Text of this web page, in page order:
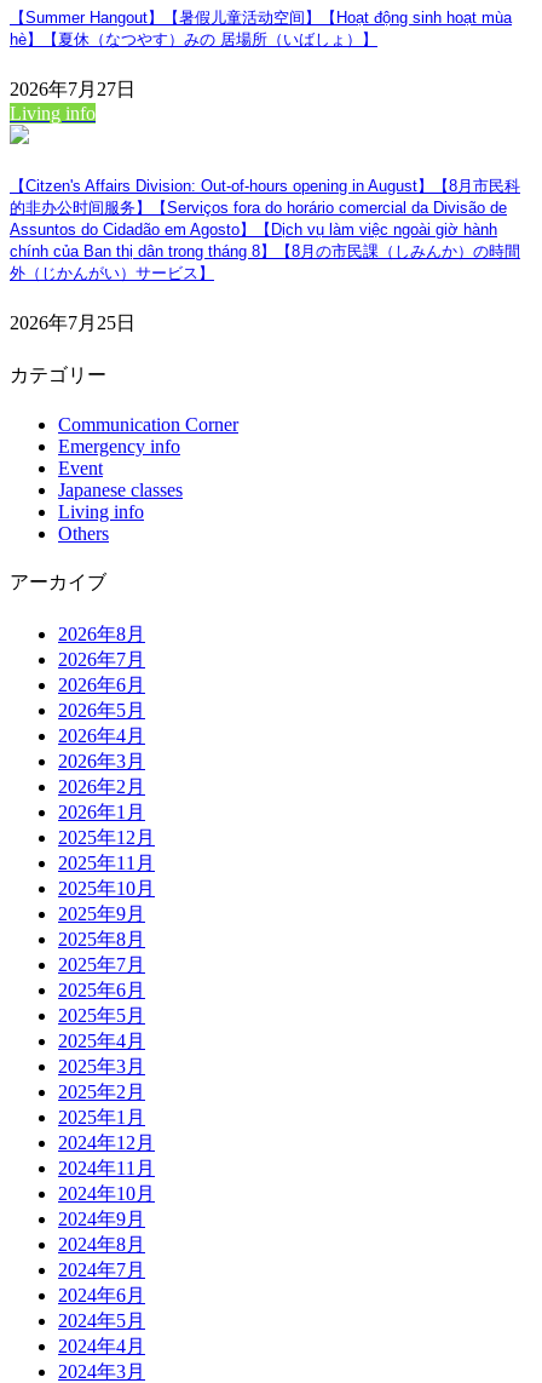
【Summer Hangout】【暑假儿童活动空间】【Hoạt động sinh hoạt mùa
hè】【夏休（なつやす）みの 居場所（いばしょ）】
2026年7月27日
Living info
【Citzen's Affairs Division: Out-of-hours opening in August】【8月市民科
的非办公时间服务】【Serviços fora do horário comercial da Divisão de
Assuntos do Cidadão em Agosto】【Dịch vụ làm việc ngoài giờ hành
chính của Ban thị dân trong tháng 8】【8月の市民課（しみんか）の時間
外（じかんがい）サービス】
2026年7月25日
カテゴリー
Communication Corner
Emergency info
Event
Japanese classes
Living info
Others
アーカイブ
2026年8月
2026年7月
2026年6月
2026年5月
2026年4月
2026年3月
2026年2月
2026年1月
2025年12月
2025年11月
2025年10月
2025年9月
2025年8月
2025年7月
2025年6月
2025年5月
2025年4月
2025年3月
2025年2月
2025年1月
2024年12月
2024年11月
2024年10月
2024年9月
2024年8月
2024年7月
2024年6月
2024年5月
2024年4月
2024年3月